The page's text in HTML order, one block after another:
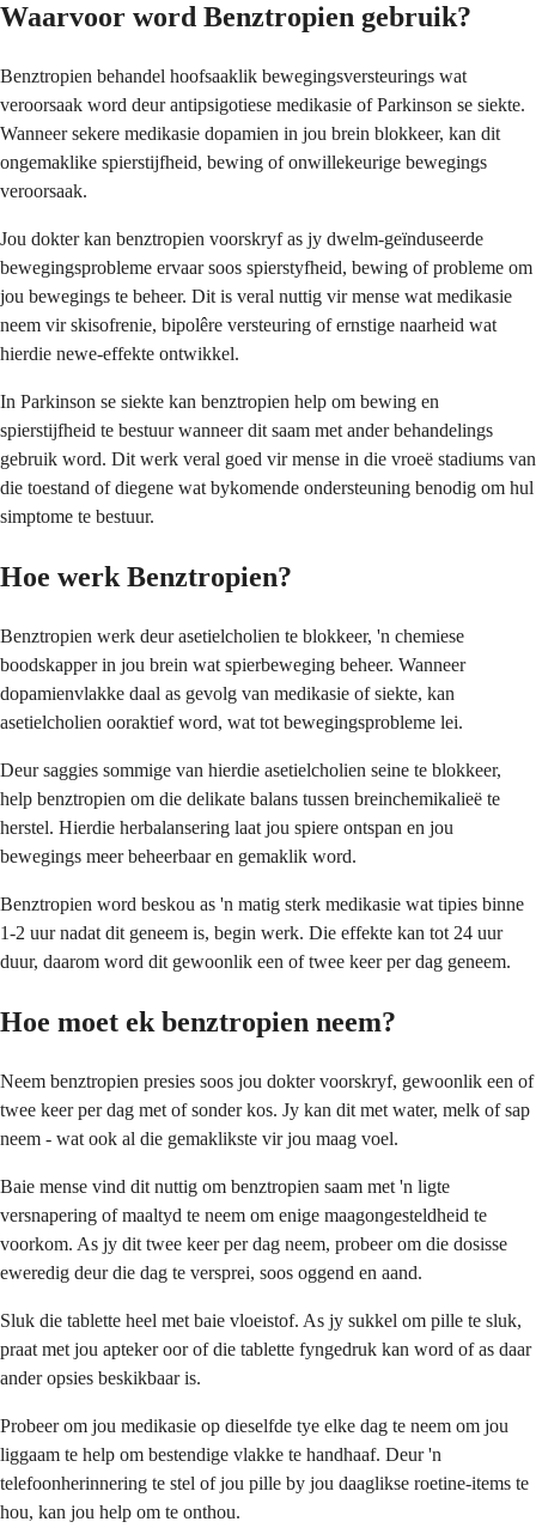
Waarvoor word Benztropien gebruik?
Benztropien behandel hoofsaaklik bewegingsversteurings wat
veroorsaak word deur antipsigotiese medikasie of Parkinson se siekte.
Wanneer sekere medikasie dopamien in jou brein blokkeer, kan dit
ongemaklike spierstijfheid, bewing of onwillekeurige bewegings
veroorsaak.
Jou dokter kan benztropien voorskryf as jy dwelm-geïnduseerde
bewegingsprobleme ervaar soos spierstyfheid, bewing of probleme om
jou bewegings te beheer. Dit is veral nuttig vir mense wat medikasie
neem vir skisofrenie, bipolêre versteuring of ernstige naarheid wat
hierdie newe-effekte ontwikkel.
In Parkinson se siekte kan benztropien help om bewing en
spierstijfheid te bestuur wanneer dit saam met ander behandelings
gebruik word. Dit werk veral goed vir mense in die vroeë stadiums van
die toestand of diegene wat bykomende ondersteuning benodig om hul
simptome te bestuur.
Hoe werk Benztropien?
Benztropien werk deur asetielcholien te blokkeer, 'n chemiese
boodskapper in jou brein wat spierbeweging beheer. Wanneer
dopamienvlakke daal as gevolg van medikasie of siekte, kan
asetielcholien ooraktief word, wat tot bewegingsprobleme lei.
Deur saggies sommige van hierdie asetielcholien seine te blokkeer,
help benztropien om die delikate balans tussen breinchemikalieë te
herstel. Hierdie herbalansering laat jou spiere ontspan en jou
bewegings meer beheerbaar en gemaklik word.
Benztropien word beskou as 'n matig sterk medikasie wat tipies binne
1-2 uur nadat dit geneem is, begin werk. Die effekte kan tot 24 uur
duur, daarom word dit gewoonlik een of twee keer per dag geneem.
Hoe moet ek benztropien neem?
Neem benztropien presies soos jou dokter voorskryf, gewoonlik een of
twee keer per dag met of sonder kos. Jy kan dit met water, melk of sap
neem - wat ook al die gemaklikste vir jou maag voel.
Baie mense vind dit nuttig om benztropien saam met 'n ligte
versnapering of maaltyd te neem om enige maagongesteldheid te
voorkom. As jy dit twee keer per dag neem, probeer om die dosisse
eweredig deur die dag te versprei, soos oggend en aand.
Sluk die tablette heel met baie vloeistof. As jy sukkel om pille te sluk,
praat met jou apteker oor of die tablette fyngedruk kan word of as daar
ander opsies beskikbaar is.
Probeer om jou medikasie op dieselfde tye elke dag te neem om jou
liggaam te help om bestendige vlakke te handhaaf. Deur 'n
telefoonherinnering te stel of jou pille by jou daaglikse roetine-items te
hou, kan jou help om te onthou.